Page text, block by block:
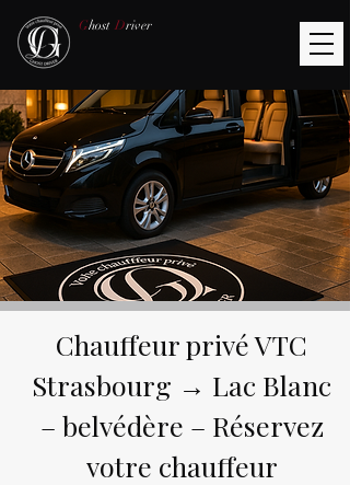
Ghost Driver
Chauffeur privé VTC
Strasbourg → Lac Blanc
– belvédère – Réservez
votre chauffeur